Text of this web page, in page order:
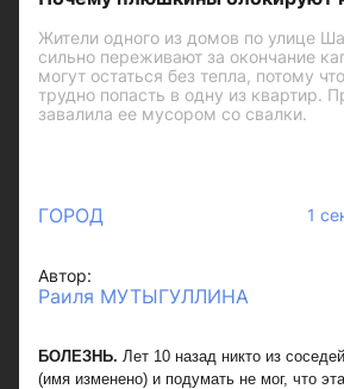
Жители одного из домов по улице
сильно переживают за окончание
могут остаться без тепла, потому
трудно попасть в одну из квартир.
завалила ее мусором со свалки.
ГОРОД 1
Автор:
Раиля МУТЫГУЛЛИНА
БОЛЕЗНЬ. Лет 10 назад никто из
(имя изменено) и подумать не мог, что